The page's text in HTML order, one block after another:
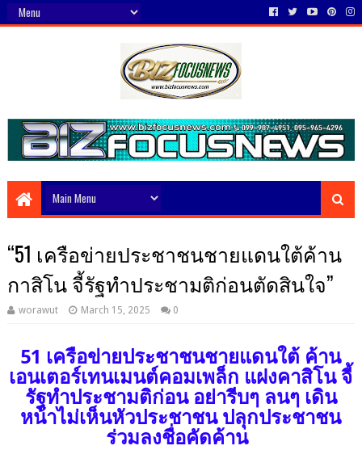
“51 เครือข่ายประชาชนชายแดนใต้ค้าน
กาสิโน จี้รัฐทำประชามติก่อนตัดสินใจ”
worawut March 15, 2025 0
51 เครือข่ายประชาชนชายแดนใต้ ค้าน
เอนเตอร์เทนเมนต์คอมเพล็ก แฝงคาสิโน จี้
รัฐทำประชามติก่อน อย่ารีบๆ ลนๆ เดิน
หน้าไม่เห็นหัวประชาชน ปลุกประชาชน
ร่วมลงชื่อคัดค้าน